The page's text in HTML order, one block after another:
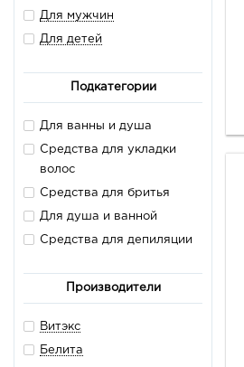
Для мужчин
Для детей
Подкатегории
Для ванны и душа
Средства для укладки
волос
Средства для бритья
Для душа и ванной
Средства для депиляции
Производители
Витэкс
Белита